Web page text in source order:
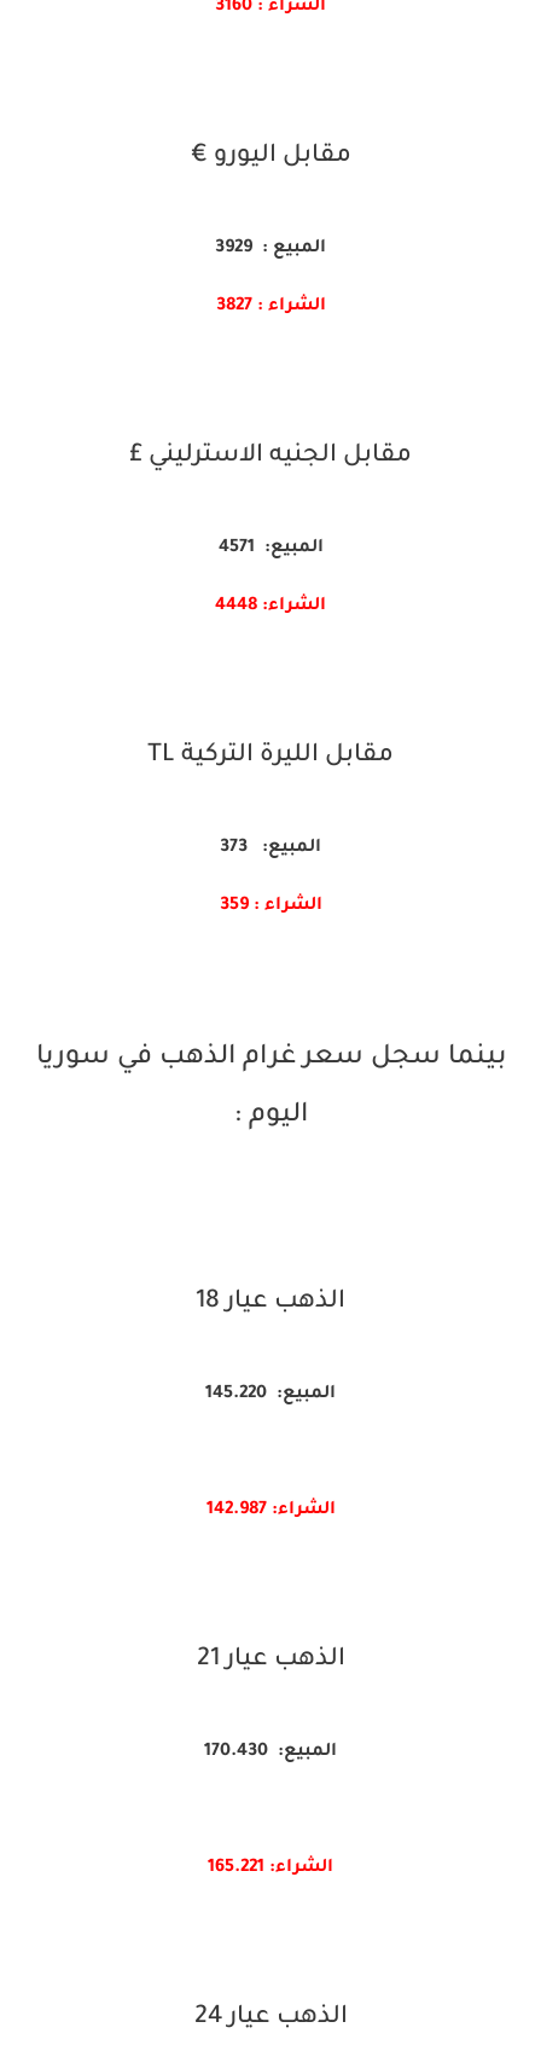
الشراء : 3160
مقابل اليورو €
المبيع : 3929
الشراء : 3827
مقابل الجنيه الاسترليني £
المبيع: 4571
الشراء: 4448
مقابل الليرة التركية TL
المبيع: 373
الشراء : 359
بينما سجل سعر غرام الذهب في سوريا
اليوم :
الذهب عيار 18
المبيع: 145.220
الشراء: 142.987
الذهب عيار 21
المبيع: 170.430
الشراء: 165. 221
الذهب عيار 24